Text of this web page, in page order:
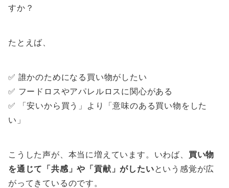
すか？
たとえば、
✅ 誰かのためになる買い物がしたい
✅ フードロスやアパレルロスに関心がある
✅ 「安いから買う」より「意味のある買い物をした
い」
こうした声が、本当に増えています。いわば、 買い物
を通じて「共感」や「貢献」がしたいという感覚が広
がってきているのです。